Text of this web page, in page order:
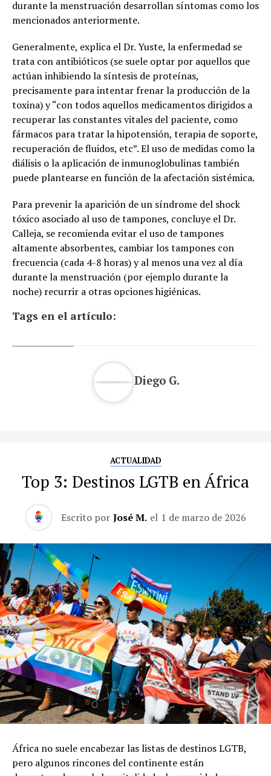
durante la menstruación desarrollan síntomas como los
mencionados anteriormente.
Generalmente, explica el Dr. Yuste, la enfermedad se
trata con antibióticos (se suele optar por aquellos que
actúan inhibiendo la síntesis de proteínas,
precisamente para intentar frenar la producción de la
toxina) y “con todos aquellos medicamentos dirigidos a
recuperar las constantes vitales del paciente, como
fármacos para tratar la hipotensión, terapia de soporte,
recuperación de fluidos, etc”. El uso de medidas como la
diálisis o la aplicación de inmunoglobulinas también
puede plantearse en función de la afectación sistémica.
Para prevenir la aparición de un síndrome del shock
tóxico asociado al uso de tampones, concluye el Dr.
Calleja, se recomienda evitar el uso de tampones
altamente absorbentes, cambiar los tampones con
frecuencia (cada 4-8 horas) y al menos una vez al día
durante la menstruación (por ejemplo durante la
noche) recurrir a otras opciones higiénicas.
Tags en el artículo:
Diego G.
ACTUALIDAD
Top 3: Destinos LGTB en África
Escrito por José M. el 1 de marzo de 2026
África no suele encabezar las listas de destinos LGTB,
pero algunos rincones del continente están